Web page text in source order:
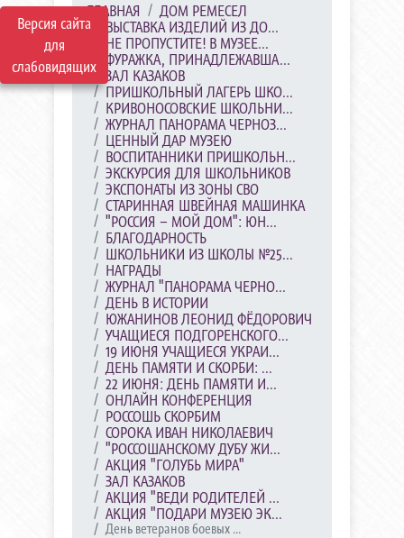
Версия сайта
для
слабовидящих
ГЛАВНАЯ
ДОМ РЕМЕСЕЛ
ВЫСТАВКА ИЗДЕЛИЙ ИЗ ДО...
НЕ ПРОПУСТИТЕ! В МУЗЕЕ...
ФУРАЖКА, ПРИНАДЛЕЖАВША...
ЗАЛ КАЗАКОВ
ПРИШКОЛЬНЫЙ ЛАГЕРЬ ШКО...
КРИВОНОСОВСКИЕ ШКОЛЬНИ...
ЖУРНАЛ ПАНОРАМА ЧЕРНОЗ...
ЦЕННЫЙ ДАР МУЗЕЮ
ВОСПИТАННИКИ ПРИШКОЛЬН...
ЭКСКУРСИЯ ДЛЯ ШКОЛЬНИКОВ
ЭКСПОНАТЫ ИЗ ЗОНЫ СВО
СТАРИННАЯ ШВЕЙНАЯ МАШИНКА
"РОССИЯ – МОЙ ДОМ": ЮН...
БЛАГОДАРНОСТЬ
ШКОЛЬНИКИ ИЗ ШКОЛЫ №25...
НАГРАДЫ
ЖУРНАЛ "ПАНОРАМА ЧЕРНО...
ДЕНЬ В ИСТОРИИ
ЮЖАНИНОВ ЛЕОНИД ФЁДОРОВИЧ
УЧАЩИЕСЯ ПОДГОРЕНСКОГО...
19 ИЮНЯ УЧАЩИЕСЯ УКРАИ...
ДЕНЬ ПАМЯТИ И СКОРБИ: ...
22 ИЮНЯ: ДЕНЬ ПАМЯТИ И...
ОНЛАЙН КОНФЕРЕНЦИЯ
РОССОШЬ СКОРБИМ
СОРОКА ИВАН НИКОЛАЕВИЧ
"РОССОШАНСКОМУ ДУБУ ЖИ...
АКЦИЯ "ГОЛУБЬ МИРА"
ЗАЛ КАЗАКОВ
АКЦИЯ "ВЕДИ РОДИТЕЛЕЙ ...
АКЦИЯ "ПОДАРИ МУЗЕЮ ЭК...
День ветеранов боевых ...